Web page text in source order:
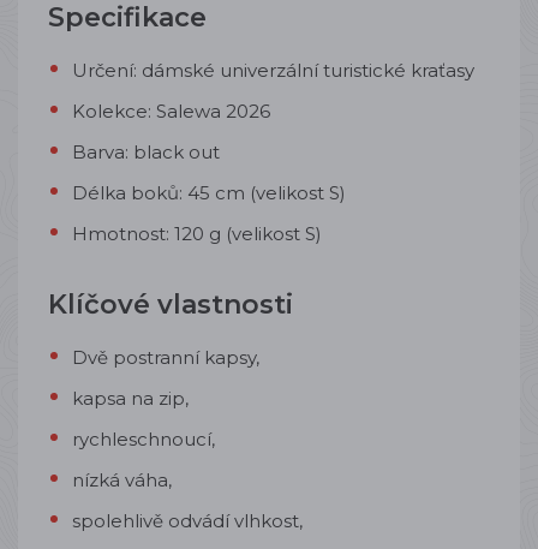
Specifikace
Určení: dámské univerzální turistické kraťasy
Kolekce: Salewa 2026
Barva: black out
Délka boků: 45 cm (velikost S)
Hmotnost: 120 g (velikost S)
Klíčové vlastnosti
Dvě postranní kapsy,
kapsa na zip,
rychleschnoucí,
nízká váha,
spolehlivě odvádí vlhkost,